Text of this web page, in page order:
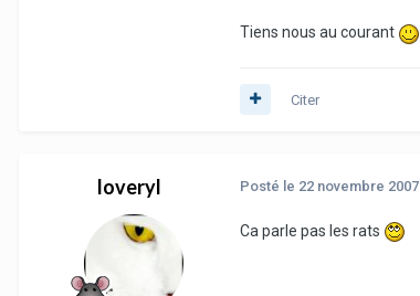
Tiens nous au courant
Citer
loveryl Posté le 22 novembre 2007
Ca parle pas les rats